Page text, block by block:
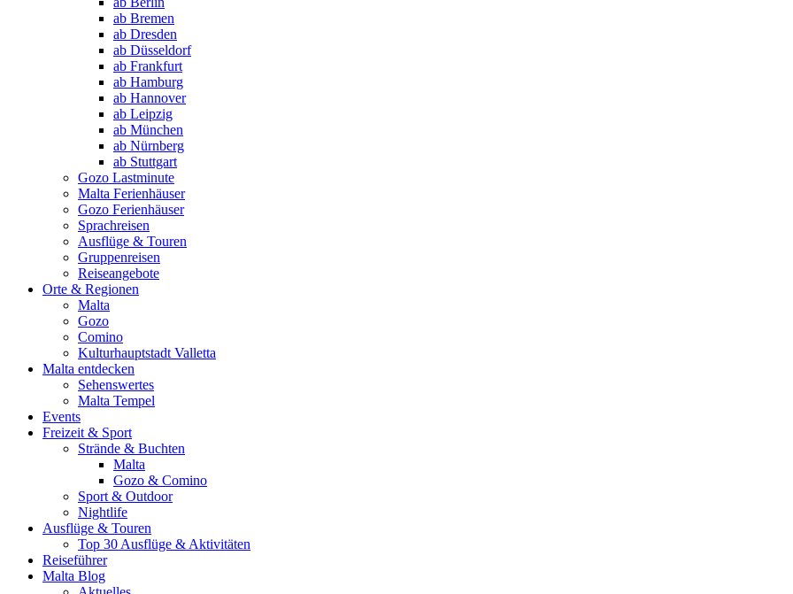
ab Bremen
ab Dresden
ab Düsseldorf
ab Frankfurt
ab Hamburg
ab Hannover
ab Leipzig
ab München
ab Nürnberg
ab Stuttgart
Gozo Lastminute
Malta Ferienhäuser
Gozo Ferienhäuser
Sprachreisen
Ausflüge & Touren
Gruppenreisen
Reiseangebote
Orte & Regionen
Malta
Gozo
Comino
Kulturhauptstadt Valletta
Malta entdecken
Sehenswertes
Malta Tempel
Events
Freizeit & Sport
Strände & Buchten
Malta
Gozo & Comino
Sport & Outdoor
Nightlife
Ausflüge & Touren
Top 30 Ausflüge & Aktivitäten
Reiseführer
Malta Blog